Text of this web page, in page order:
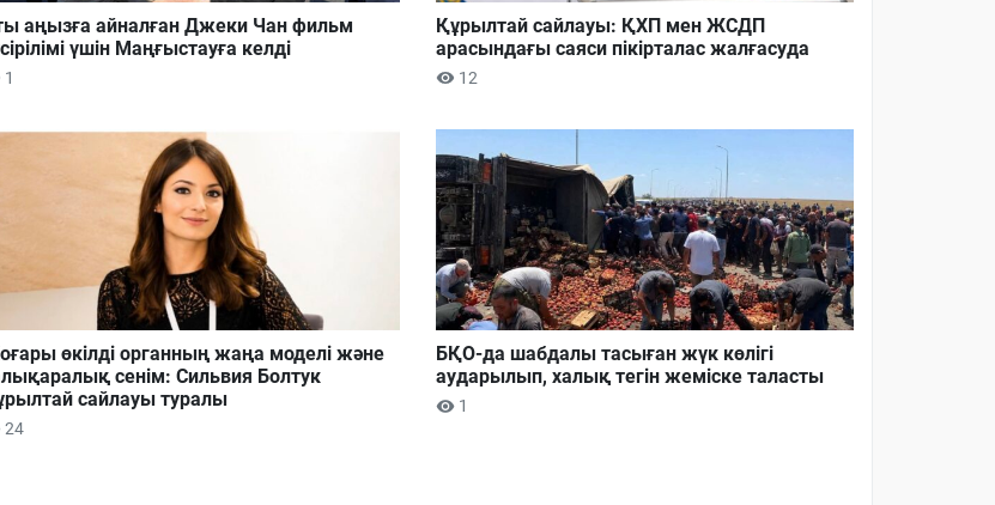
аңызға айналған Джеки Чан фильм
үшін Маңғыстауға келді
1
Құрылтай сайлауы: ҚХП мен ЖСДП
арасындағы саяси пікірталас жалғасуда
12
өкілді органның жаңа моделі және
сенім: Сильвия Болтук
сайлауы туралы
24
БҚО-да шабдалы тасыған жүк көлігі
аударылып, халық тегін жеміске таласты
1